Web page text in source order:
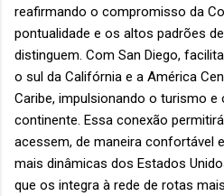
reafirmando o compromisso da
pontualidade e os altos padrões
distinguem. Com San Diego,
o sul da Califórnia e a América
Caribe, impulsionando o turismo
continente. Essa conexão
acessem, de maneira confortável
mais dinâmicas dos Estados
que os integra à rede de rotas